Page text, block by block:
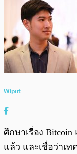
Wiput
ศึกษาเรื่อง Bitcoin
แล้ว และเชื่อว่าเ